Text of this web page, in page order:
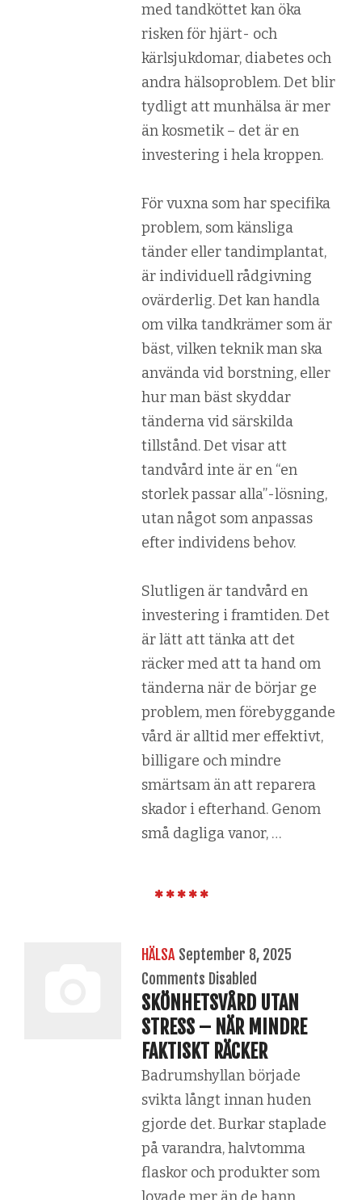
med tandköttet kan öka
risken för hjärt- och
kärlsjukdomar, diabetes och
andra hälsoproblem. Det blir
tydligt att munhälsa är mer
än kosmetik – det är en
investering i hela kroppen.
För vuxna som har specifika
problem, som känsliga
tänder eller tandimplantat,
är individuell rådgivning
ovärderlig. Det kan handla
om vilka tandkrämer som är
bäst, vilken teknik man ska
använda vid borstning, eller
hur man bäst skyddar
tänderna vid särskilda
tillstånd. Det visar att
tandvård inte är en “en
storlek passar alla”-lösning,
utan något som anpassas
efter individens behov.
Slutligen är tandvård en
investering i framtiden. Det
är lätt att tänka att det
räcker med att ta hand om
tänderna när de börjar ge
problem, men förebyggande
vård är alltid mer effektivt,
billigare och mindre
smärtsam än att reparera
skador i efterhand. Genom
små dagliga vanor, …
HÄLSA September 8, 2025
Comments Disabled
SKÖNHETSVÅRD UTAN
STRESS – NÄR MINDRE
FAKTISKT RÄCKER
Badrumshyllan började
svikta långt innan huden
gjorde det. Burkar staplade
på varandra, halvtomma
flaskor och produkter som